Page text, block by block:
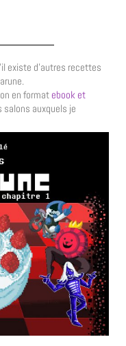
existe d’autres recettes
en format ebook et
auxquels je